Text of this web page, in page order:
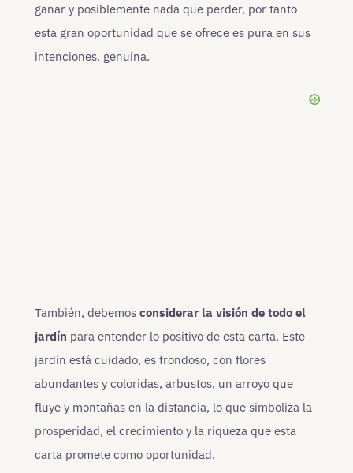
ganar y posiblemente nada que perder, por tanto
esta gran oportunidad que se ofrece es pura en sus
intenciones, genuina.
También, debemos considerar la visión de todo el
jardín para entender lo positivo de esta carta. Este
jardín está cuidado, es frondoso, con flores
abundantes y coloridas, arbustos, un arroyo que
fluye y montañas en la distancia, lo que simboliza la
prosperidad, el crecimiento y la riqueza que esta
carta promete como oportunidad.